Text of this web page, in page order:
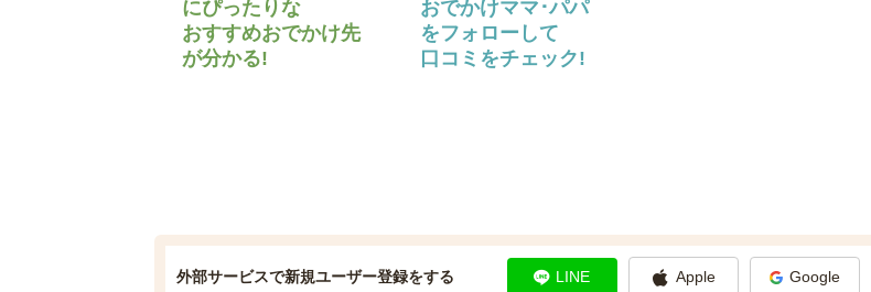
にぴったりな
おすすめおでかけ先
が分かる!
おでかけママ･パパ
をフォローして
口コミをチェック!
外部サービスで新規ユーザー登録をする LINE Apple Google